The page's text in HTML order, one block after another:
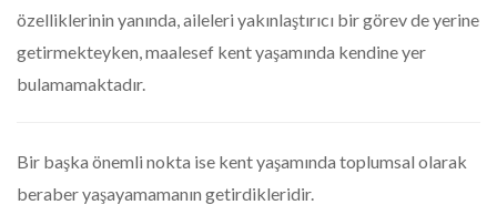
özelliklerinin yanında, aileleri yakınlaştırıcı bir görev de yerine
getirmekteyken, maalesef kent yaşamında kendine yer
bulamamaktadır.
Bir başka önemli nokta ise kent yaşamında toplumsal olarak
beraber yaşayamamanın getirdikleridir.